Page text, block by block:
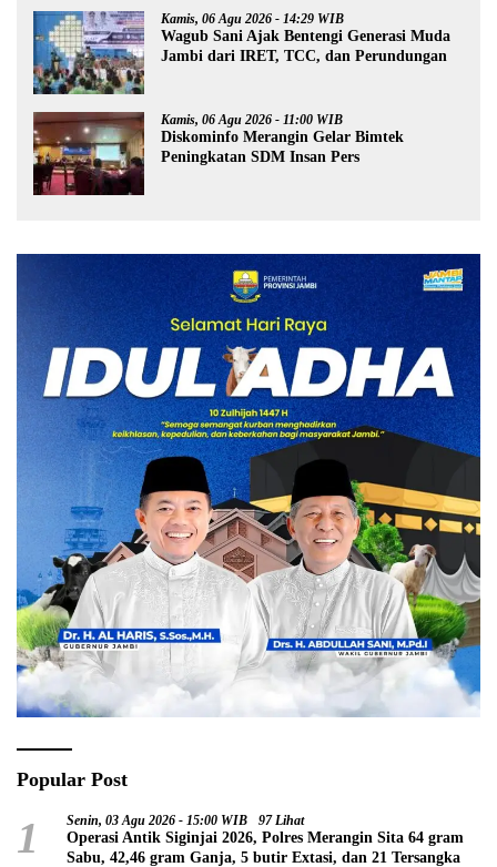
Kamis, 06 Agu 2026 - 14:29 WIB
Wagub Sani Ajak Bentengi Generasi Muda
Jambi dari IRET, TCC, dan Perundungan
Kamis, 06 Agu 2026 - 11:00 WIB
Diskominfo Merangin Gelar Bimtek
Peningkatan SDM Insan Pers
Popular Post
1 Senin, 03 Agu 2026 - 15:00 WIB 97 Lihat
Operasi Antik Siginjai 2026, Polres Merangin Sita 64 gram
Sabu, 42,46 gram Ganja, 5 butir Extasi, dan 21 Tersangka